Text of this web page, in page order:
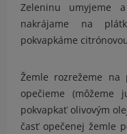
Zeleninu umyjeme
nakrájame na
pokvapkáme
Žemle rozrežeme
opečieme (môžeme
pokvapkať olivovým
časť opečenej žemle